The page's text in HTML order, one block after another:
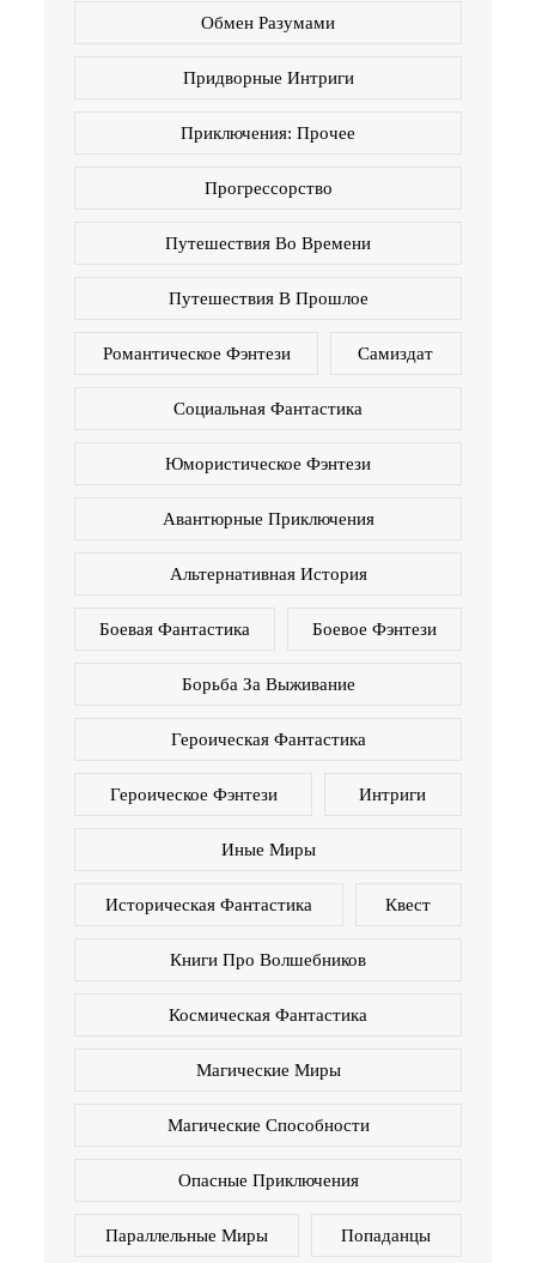
Обмен Разумами
Придворные Интриги
Приключения: Прочее
Прогрессорство
Путешествия Во Времени
Путешествия В Прошлое
Романтическое Фэнтези Самиздат
Социальная Фантастика
Юмористическое Фэнтези
Авантюрные Приключения
Альтернативная История
Боевая Фантастика Боевое Фэнтези
Борьба За Выживание
Героическая Фантастика
Героическое Фэнтези Интриги
Иные Миры
Историческая Фантастика Квест
Книги Про Волшебников
Космическая Фантастика
Магические Миры
Магические Способности
Опасные Приключения
Параллельные Миры Попаданцы